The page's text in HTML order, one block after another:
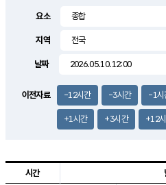
3.0m/s
요소
지역
날짜
이전자료 -12시간 -3시간 -1시
+1시간 +3시간 +12
시간